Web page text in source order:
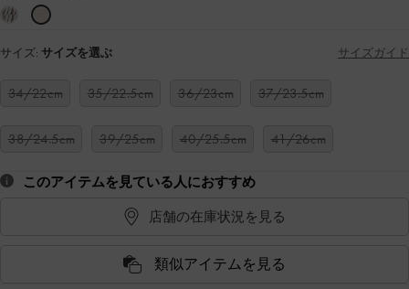
サイズ: サイズを選ぶ サイズガイド
34/22cm 35/22.5cm 36/23cm 37/23.5cm
38/24.5cm 39/25cm 40/25.5cm 41/26cm
このアイテムを見ている人におすすめ
店舗の在庫状況を見る
類似アイテムを見る